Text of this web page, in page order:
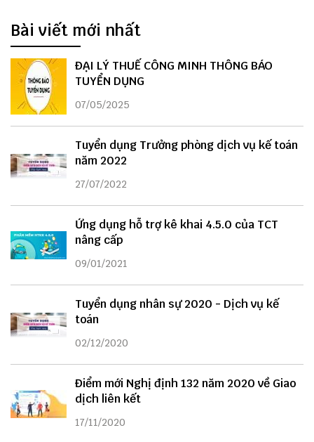
Bài viết mới nhất
ĐẠI LÝ THUẾ CÔNG MINH THÔNG BÁO
TUYỂN DỤNG
07/05/2025
Tuyển dụng Trưởng phòng dịch vụ kế toán
năm 2022
27/07/2022
Ứng dụng hỗ trợ kê khai 4.5.0 của TCT
nâng cấp
09/01/2021
Tuyển dụng nhân sự 2020 - Dịch vụ kế
toán
02/12/2020
Điểm mới Nghị định 132 năm 2020 về Giao
dịch liên kết
17/11/2020